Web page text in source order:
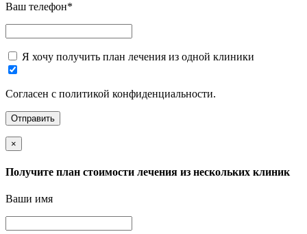
Ваш телефон*
Я хочу получить план лечения из одной клиники
Согласен с политикой конфиденциальности.
×
Получите план стоимости лечения из нескольких клиник
Ваши имя